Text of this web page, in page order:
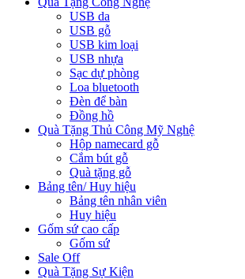
USB da
USB gỗ
USB kim loại
USB nhựa
Sạc dự phòng
Loa bluetooth
Đèn để bàn
Đồng hồ
Quà Tặng Thủ Công Mỹ Nghệ
Hộp namecard gỗ
Cắm bút gỗ
Quà tặng gỗ
Bảng tên/ Huy hiệu
Bảng tên nhân viên
Huy hiệu
Gốm sứ cao cấp
Gốm sứ
Sale Off
Quà Tặng Sự Kiện